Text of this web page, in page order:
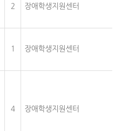
2 장애학생지원센터
1 장애학생지원센터
4 장애학생지원센터